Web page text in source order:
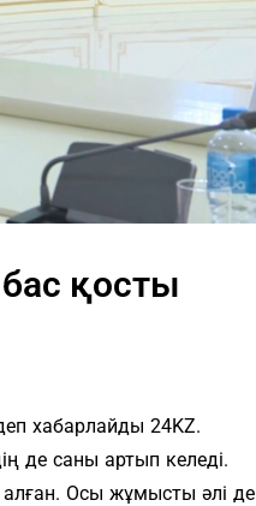
қосты
хабарлайды 24KZ.
де саны артып келеді.
Осы жұмысты әлі де